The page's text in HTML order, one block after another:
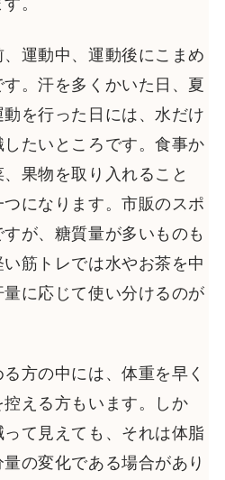
。
運動中、運動後にこまめ
。汗を多くかいた日、夏
を行った日には、水だけ
たいところです。食事か
果物を取り入れること
になります。市販のスポ
が、糖質量が多いものも
筋トレでは水やお茶を中
に応じて使い分けるのが
方の中には、体重を早く
える方もいます。しか
て見えても、それは体脂
の変化である場合があり